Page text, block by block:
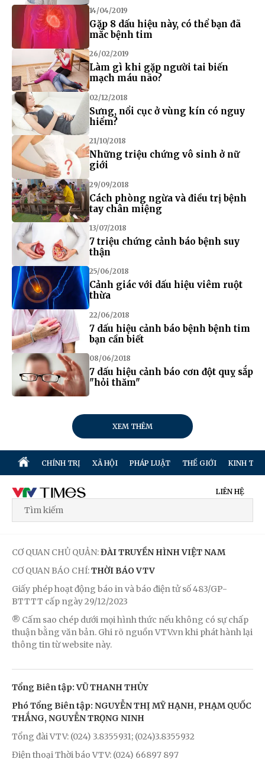
14/04/2019
Gặp 8 dấu hiệu này, có thể bạn đã
mắc bệnh tim
26/02/2019
Làm gì khi gặp người tai biến
mạch máu não?
02/12/2018
Sưng, nổi cục ở vùng kín có nguy
hiểm?
21/10/2018
Những triệu chứng vô sinh ở nữ
giới
29/09/2018
Cách phòng ngừa và điều trị bệnh
tay chân miệng
13/07/2018
7 triệu chứng cảnh báo bệnh suy
thận
25/06/2018
Cảnh giác với dấu hiệu viêm ruột
thừa
22/06/2018
7 dấu hiệu cảnh báo bệnh bệnh tim
bạn cần biết
08/06/2018
7 dấu hiệu cảnh báo cơn đột quỵ sắp
"hỏi thăm"
XEM THÊM
CHÍNH TRỊ XÃ HỘI PHÁP LUẬT THẾ GIỚI KINH TẾ
LIÊN HỆ
CƠ QUAN CHỦ QUẢN:ĐÀI TRUYỀN HÌNH VIỆT NAM
CƠ QUAN BÁO CHÍ:THỜI BÁO VTV
Giấy phép hoạt động báo in và báo điện tử số 483/GP-
BTTTT cấp ngày 29/12/2023
® Cấm sao chép dưới mọi hình thức nếu không có sự chấp
thuận bằng văn bản. Ghi rõ nguồn VTV.vn khi phát hành lại
thông tin từ website này.
Tổng Biên tập: VŨ THANH THỦY
Phó Tổng Biên tập: NGUYỄN THỊ MỸ HẠNH, PHẠM QUỐC
THẮNG, NGUYỄN TRỌNG NINH
Tổng đài VTV: (024) 3.8355931; (024)3.8355932
Điện thoại Thời báo VTV: (024) 66897 897